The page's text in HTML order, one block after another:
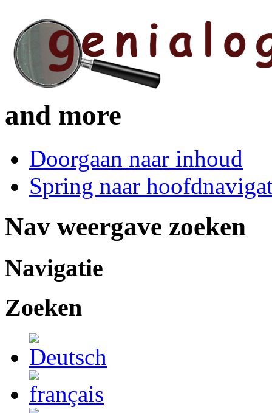
and more
Doorgaan naar inhoud
Spring naar
Nav weergave zoeken
Navigatie
Zoeken